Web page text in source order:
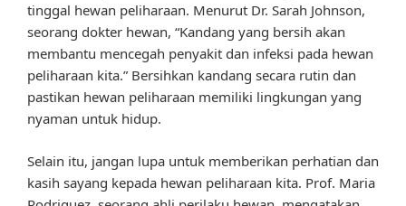
tinggal hewan peliharaan. Menurut Dr. Sarah Johnson,
seorang dokter hewan, “Kandang yang bersih akan
membantu mencegah penyakit dan infeksi pada hewan
peliharaan kita.” Bersihkan kandang secara rutin dan
pastikan hewan peliharaan memiliki lingkungan yang
nyaman untuk hidup.
Selain itu, jangan lupa untuk memberikan perhatian dan
kasih sayang kepada hewan peliharaan kita. Prof. Maria